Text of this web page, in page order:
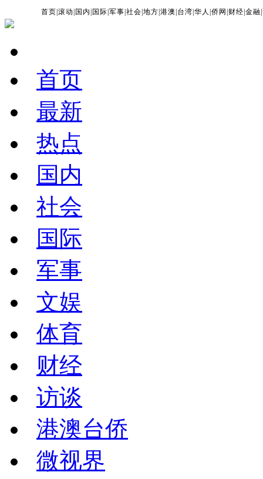
首页 |滚动 国内 国际 |军事 |社会 |地方 |港澳 台湾 |华人 |侨网 财经 |金融 |
首页
最新
热点
国内
社会
国际
军事
文娱
体育
财经
访谈
港澳台侨
微视界